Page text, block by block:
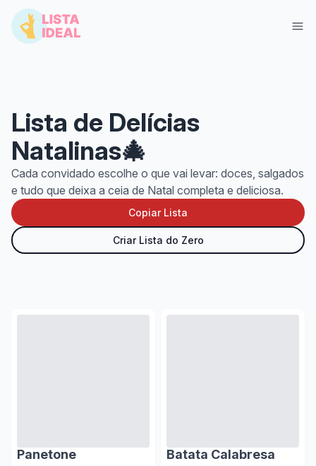
Entrar Criar Lista Grátis
Lista de Delícias
Natalinas🎄
Cada convidado escolhe o que vai levar: doces, salgados
e tudo que deixa a ceia de Natal completa e deliciosa.
Copiar Lista
Criar Lista do Zero
Panetone Batata Calabresa